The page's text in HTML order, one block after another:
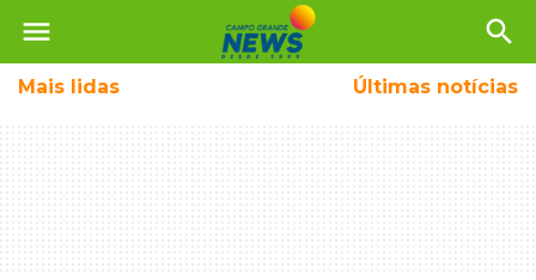
menu search
Mais lidas Últimas notícias